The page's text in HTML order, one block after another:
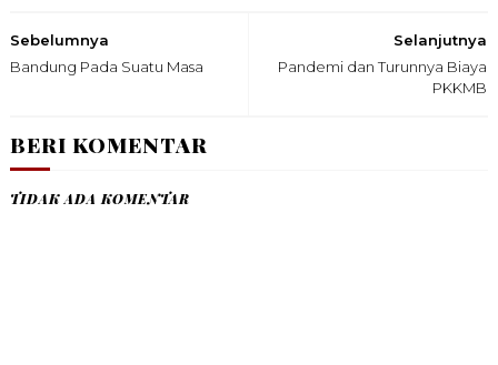
Selanjutnya
Pandemi dan Turunnya Biaya
PKKMB
Sebelumnya
Bandung Pada Suatu Masa
BERI KOMENTAR
TIDAK ADA KOMENTAR